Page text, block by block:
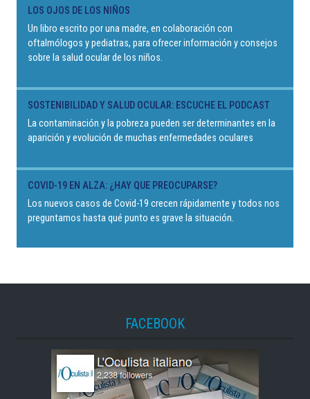
LOS OJOS DE LOS NIÑOS
Un libro escrito por una madre, en colaboración con
oftalmólogos y pediatras, para ofrecer información y consejos
sobre la salud ocular de los niños.
SOSTENIBILIDAD Y SALUD OCULAR: ESCUCHE EL PODCAST
La contaminación y la pobreza pueden ser determinantes en la
aparición y evolución de muchas enfermedades oculares
COVID-19 EN ALZA: ¿HAY QUE PREOCUPARSE?
Los nuevos casos de Covid-19 crecen rápidamente y todos nos
preguntamos hasta qué punto es grave la situación.
FACEBOOK